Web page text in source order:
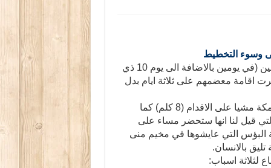
وسوء التخطيط
ادى أغلب الحجاج التونسيين مناسك رمي الجمرات كمتعجلين (في يومين بالاضافة الى يوم 10 ذي
اقامة معضمهم على ثلاثة ايام بدل
ما ان اكمل التونسيون الرمي صباحا حتى عاد بعضهم الى مكة مشيا على الاقدام (8 كلم) كما
قيل لنا انها ستحضر مساء على
البؤس التي عايشوها في مخيم منى
بالانسان.
لثلاثة اسباب: